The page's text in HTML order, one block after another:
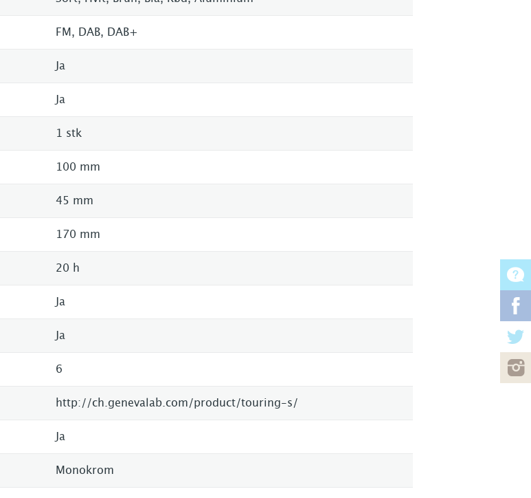
FM, DAB, DAB+
Ja
Ja
1 stk
100 mm
45 mm
170 mm
20 h
Ja
Ja
6
http://ch.genevalab.com/product/touring-s/
Ja
Monokrom